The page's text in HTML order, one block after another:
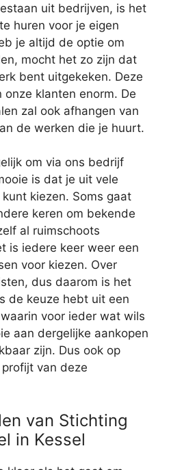
uit bedrijven, is het
huren voor je eigen
je altijd de optie om
mocht het zo zijn dat
bent uitgekeken. Deze
klanten enorm. De
zal ook afhangen van
de werken die je huurt.
om via ons bedrijf
is dat je uit vele
kiezen. Soms gaat
keren om bekende
al ruimschoots
is iedere keer weer een
voor kiezen. Over
dus daarom is het
de keuze hebt uit een
voor ieder wat wils
aan dergelijke aankopen
zijn. Dus ook op
van deze
van Stichting
in Kessel